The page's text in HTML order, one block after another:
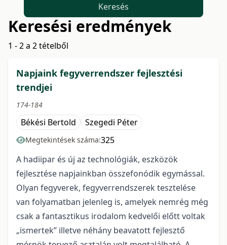
Keresés
Keresési eredmények
1 - 2 a 2 tételből
Napjaink fegyverrendszer fejlesztési
trendjei
174-184
Békési Bertold Szegedi Péter
Megtekintések száma:325
A hadiipar és új az technológiák, eszközök
fejlesztése napjainkban összefonódik egymással.
Olyan fegyverek, fegyverrendszerek tesztelése
van folyamatban jelenleg is, amelyek nemrég még
csak a fantasztikus irodalom kedvelői előtt voltak
„ismertekˮ illetve néhány beavatott fejlesztő